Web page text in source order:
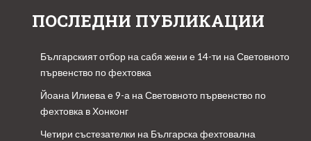
ПОСЛЕДНИ ПУБЛИКАЦИИ
Българският отбор на сабя жени е 14-ти на Световното
първенство по фехтовка
Йоана Илиева е 9-а на Световното първенство по
фехтовка в Хонконг
Четири състезателки на Българска фехтовална